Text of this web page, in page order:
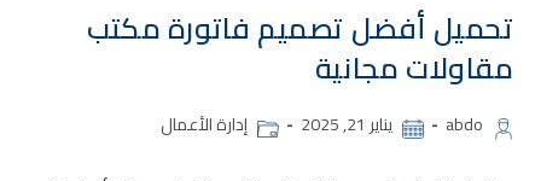
تحميل أفضل تصميم فاتورة مكتب
مقاولات مجانية
abdo يناير 21, 2025 إدارة الأعمال